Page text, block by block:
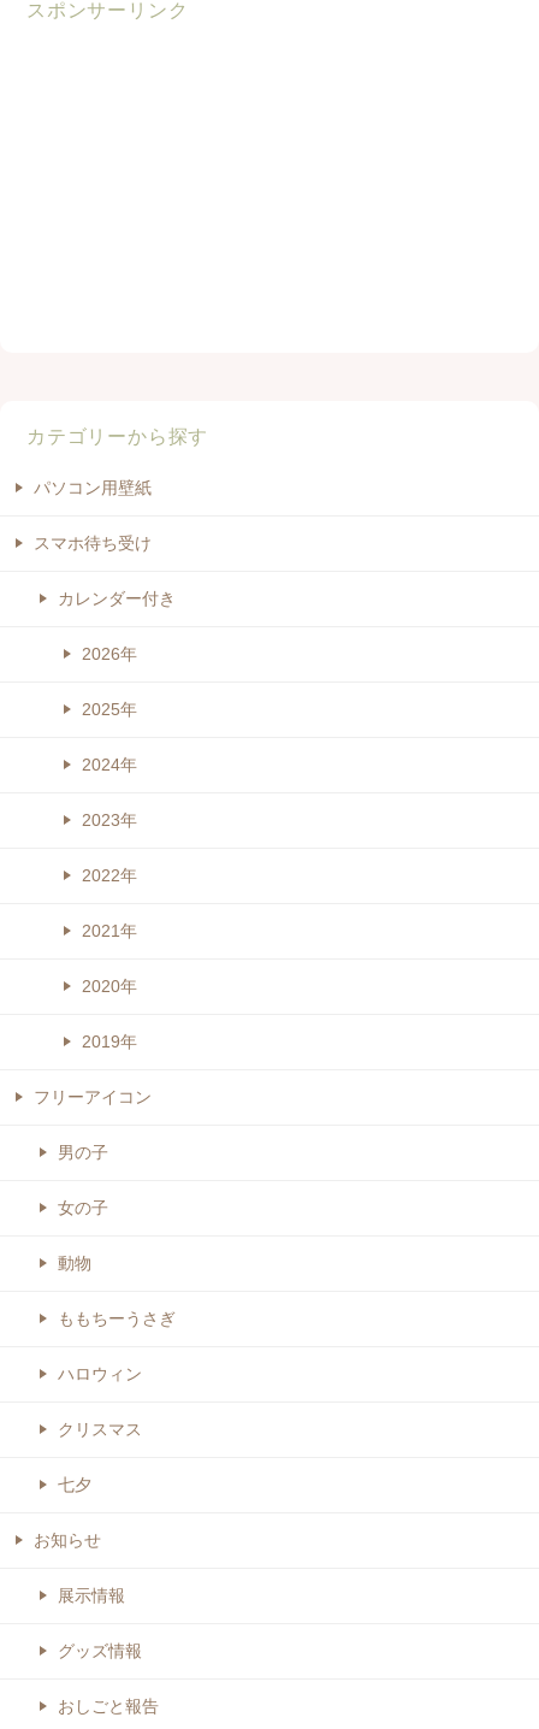
スポンサーリンク
カテゴリーから探す
パソコン用壁紙
スマホ待ち受け
カレンダー付き
2026年
2025年
2024年
2023年
2022年
2021年
2020年
2019年
フリーアイコン
男の子
女の子
動物
ももちーうさぎ
ハロウィン
クリスマス
七夕
お知らせ
展示情報
グッズ情報
おしごと報告